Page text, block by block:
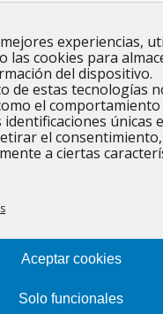
experiencias,
las cookies para
del dispositivo.
de estas tecnologías
el comportamiento
identificaciones únicas
el
a ciertas
Aceptar cookies
Solo funcionales
laPolítica de
de Figueruelas /
y noticias. / Legitimación » tu
» solo se realizan
/ Derechos » podrás
Política de privacidad